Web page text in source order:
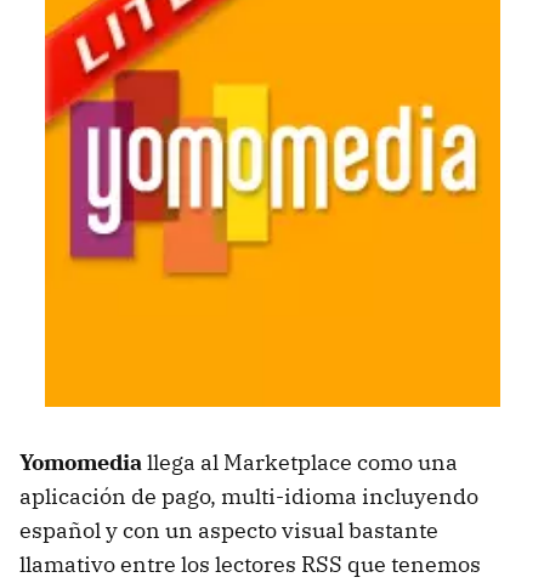
Yomomediallega al Marketplace como una
aplicación de pago, multi-idioma incluyendo
español y con un aspecto visual bastante
llamativo entre los lectores RSS que tenemos